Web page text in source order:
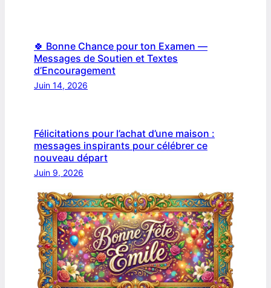
🍀 Bonne Chance pour ton Examen —
Messages de Soutien et Textes
d’Encouragement
Juin 14, 2026
Félicitations pour l’achat d’une maison :
messages inspirants pour célébrer ce
nouveau départ
Juin 9, 2026